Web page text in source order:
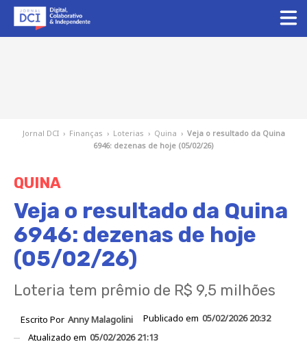
Jornal DCI › Finanças › Loterias › Quina › Veja o resultado da Quina
6946: dezenas de hoje (05/02/26)
QUINA
Veja o resultado da Quina
6946: dezenas de hoje
(05/02/26)
Loteria tem prêmio de R$ 9,5 milhões
Escrito Por Anny Malagolini Publicado em 05/02/2026 20:32
Atualizado em 05/02/2026 21:13